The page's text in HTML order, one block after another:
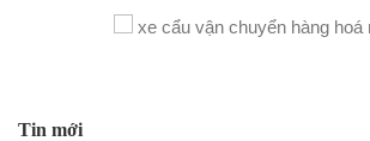
Tin mới